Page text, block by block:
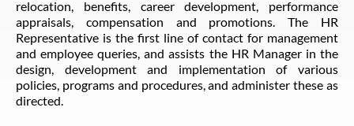
relocation, benefits, career development, performance
appraisals, compensation and promotions. The HR
Representative is the first line of contact for management
and employee queries, and assists the HR Manager in the
design, development and implementation of various
policies, programs and procedures, and administer these as
directed.